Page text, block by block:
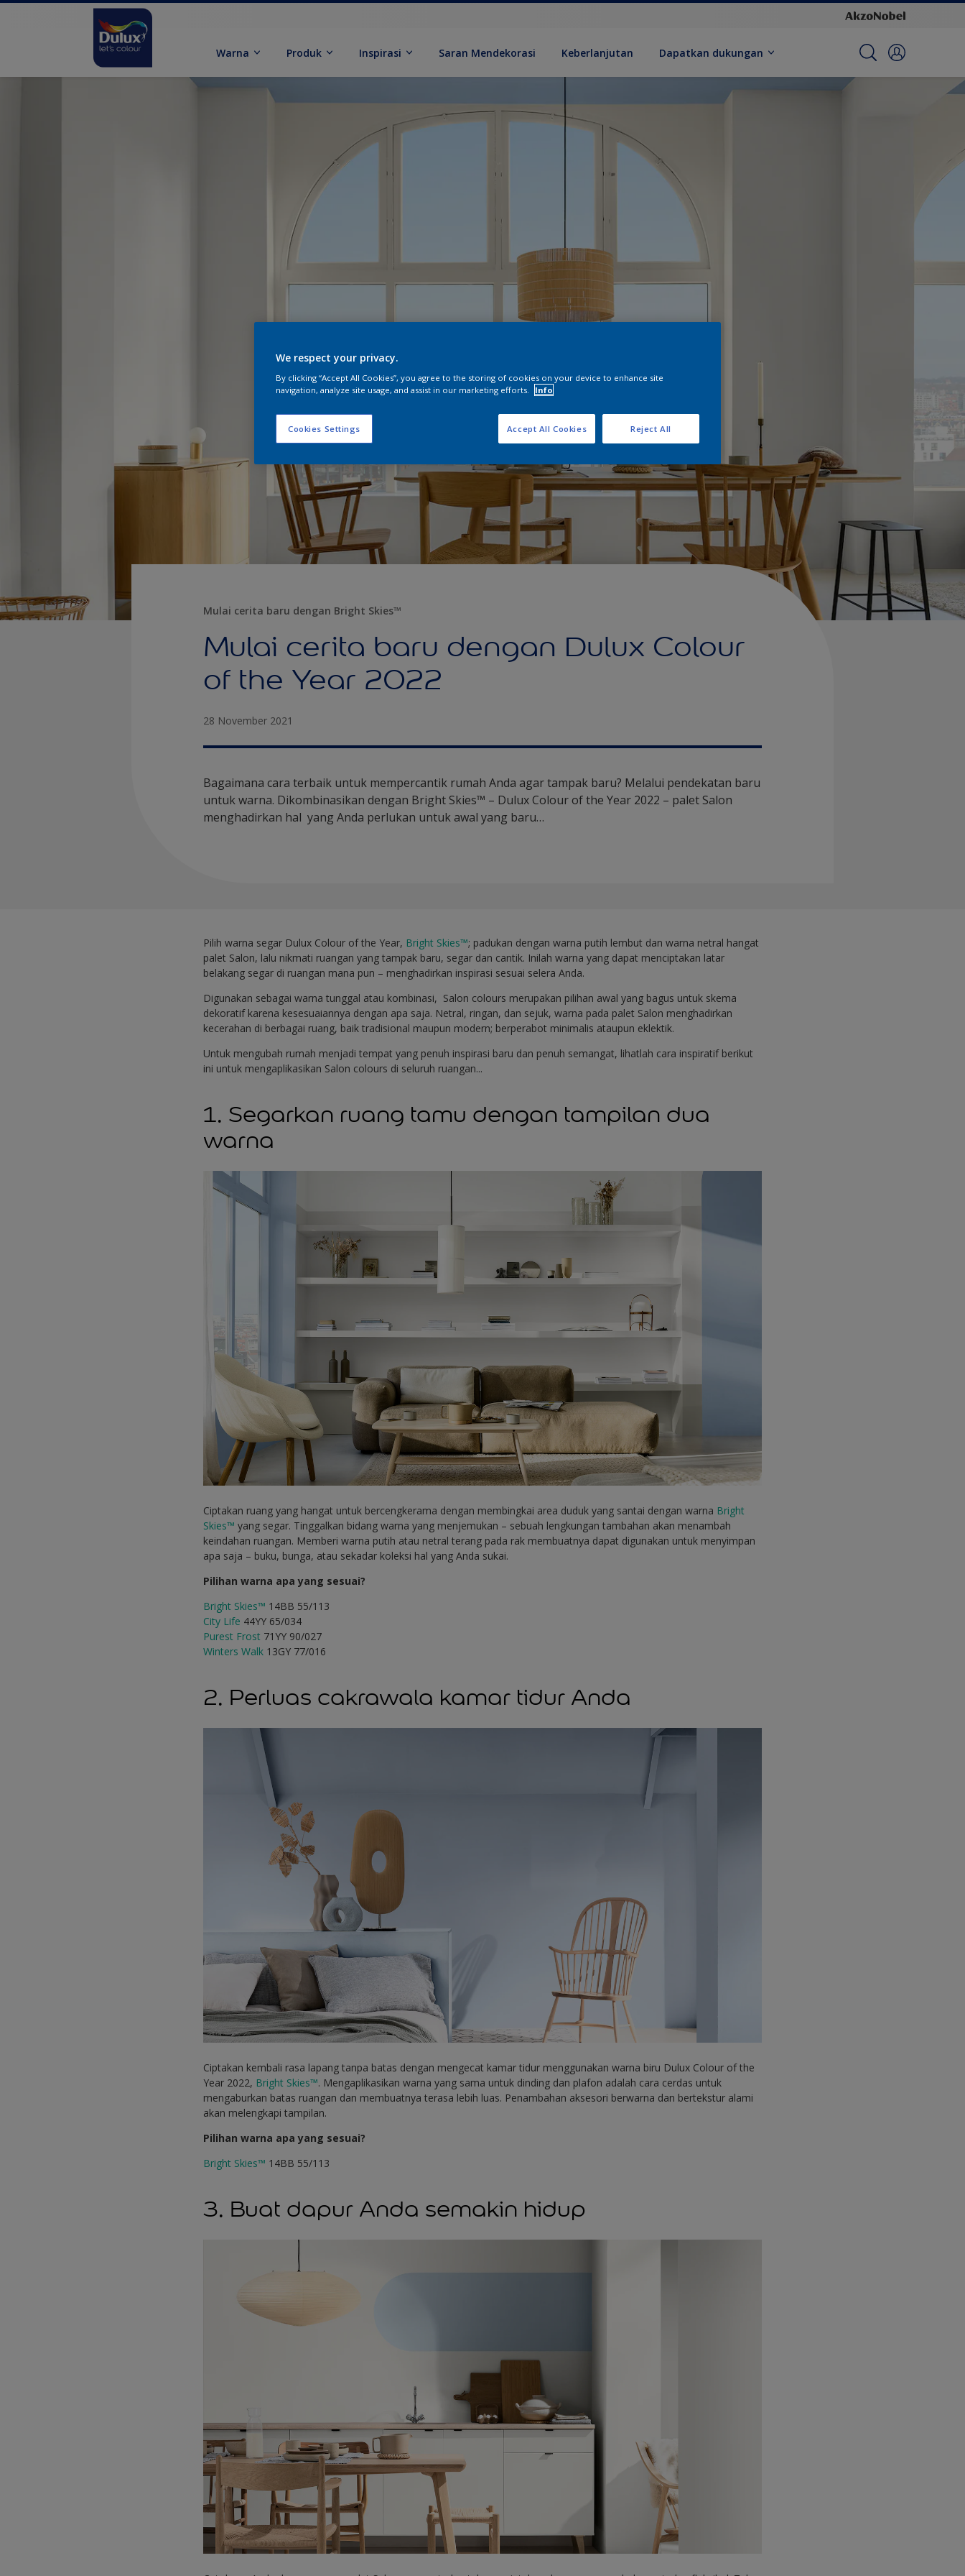
Warna Produk Inspirasi Saran Mendekorasi Keberlanjutan Dapatkan dukungan
Mulai cerita baru dengan Bright Skies™
Mulai cerita baru dengan Dulux Colour
of the Year 2022
28 November 2021
Bagaimana cara terbaik untuk mempercantik rumah Anda agar tampak baru? Melalui pendekatan baru
untuk warna. Dikombinasikan dengan Bright Skies™ – Dulux Colour of the Year 2022 – palet Salon
menghadirkan hal yang Anda perlukan untuk awal yang baru…
Pilih warna segar Dulux Colour of the Year, Bright Skies™; padukan dengan warna putih lembut dan warna netral hangat
palet Salon, lalu nikmati ruangan yang tampak baru, segar dan cantik. Inilah warna yang dapat menciptakan latar
belakang segar di ruangan mana pun – menghadirkan inspirasi sesuai selera Anda.
Digunakan sebagai warna tunggal atau kombinasi, Salon colours merupakan pilihan awal yang bagus untuk skema
dekoratif karena kesesuaiannya dengan apa saja. Netral, ringan, dan sejuk, warna pada palet Salon menghadirkan
kecerahan di berbagai ruang, baik tradisional maupun modern; berperabot minimalis ataupun eklektik.
Untuk mengubah rumah menjadi tempat yang penuh inspirasi baru dan penuh semangat, lihatlah cara inspiratif berikut
ini untuk mengaplikasikan Salon colours di seluruh ruangan...
1. Segarkan ruang tamu dengan tampilan dua
warna
Ciptakan ruang yang hangat untuk bercengkerama dengan membingkai area duduk yang santai dengan warna Bright
Skies™ yang segar. Tinggalkan bidang warna yang menjemukan – sebuah lengkungan tambahan akan menambah
keindahan ruangan. Memberi warna putih atau netral terang pada rak membuatnya dapat digunakan untuk menyimpan
apa saja – buku, bunga, atau sekadar koleksi hal yang Anda sukai.
Pilihan warna apa yang sesuai?
Bright Skies™ 14BB 55/113
City Life 44YY 65/034
Purest Frost 71YY 90/027
Winters Walk 13GY 77/016
2. Perluas cakrawala kamar tidur Anda
Ciptakan kembali rasa lapang tanpa batas dengan mengecat kamar tidur menggunakan warna biru Dulux Colour of the
Year 2022, Bright Skies™. Mengaplikasikan warna yang sama untuk dinding dan plafon adalah cara cerdas untuk
mengaburkan batas ruangan dan membuatnya terasa lebih luas. Penambahan aksesori berwarna dan bertekstur alami
akan melengkapi tampilan.
Pilihan warna apa yang sesuai?
Bright Skies™ 14BB 55/113
3. Buat dapur Anda semakin hidup
We respect your privacy.
By clicking “Accept All Cookies”, you agree to the storing of cookies on your device to enhance site
navigation, analyze site usage, and assist in our marketing efforts.
Info
Cookies Settings Reject All
Accept All Cookies